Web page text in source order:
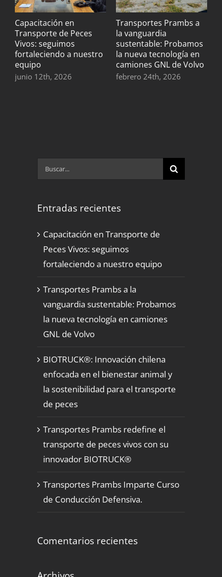
Capacitación en
Transporte de Peces
Vivos: seguimos
fortaleciendo a nuestro
equipo
junio 12th, 2026
Transportes Prambs a
la vanguardia
sustentable: Probamos
la nueva tecnología en
camiones GNL de Volvo
febrero 24th, 2026
Buscar:
Entradas recientes
Capacitación en Transporte de
Peces Vivos: seguimos
fortaleciendo a nuestro equipo
Transportes Prambs a la
vanguardia sustentable: Probamos
la nueva tecnología en camiones
GNL de Volvo
BIOTRUCK®: Innovación chilena
enfocada en el bienestar animal y
la sostenibilidad para el transporte
de peces
Transportes Prambs redefine el
transporte de peces vivos con su
innovador BIOTRUCK®
Transportes Prambs Imparte Curso
de Conducción Defensiva.
Comentarios recientes